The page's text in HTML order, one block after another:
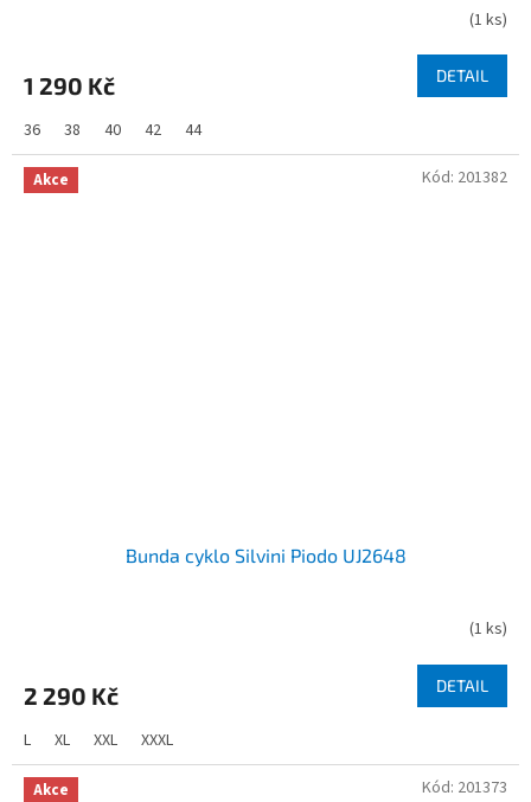
(1 ks)
1 290 Kč DETAIL
36 38 40 42 44
Akce
Bunda cyklo Silvini Piodo UJ2648
(1 ks)
2 290 Kč DETAIL
L XL XXL XXXL
Kód: 201382
Akce Kód: 201373